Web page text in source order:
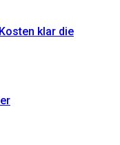
klar die